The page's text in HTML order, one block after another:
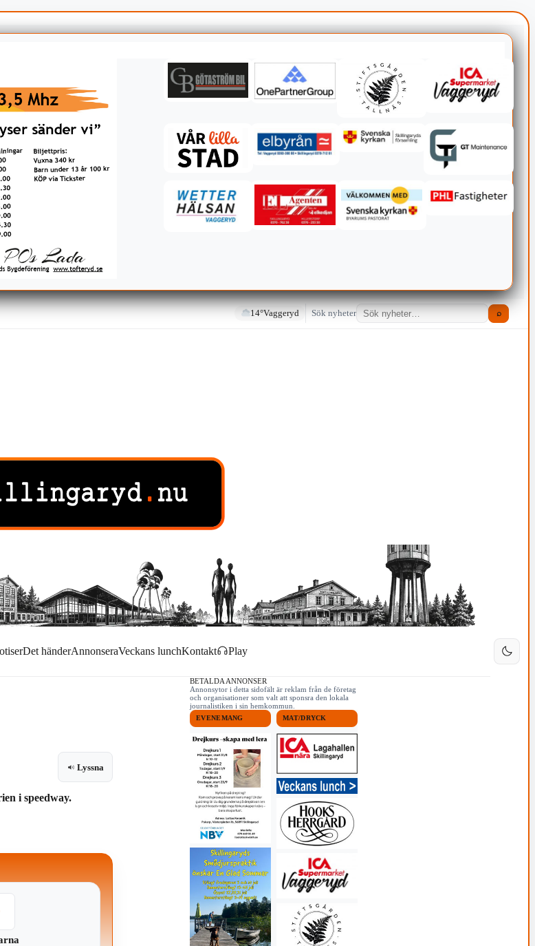
14°Vaggeryd Sök nyheter ⌕
Det händerAnnonseraVeckans lunchKontakt Play
Lyssna
i speedway.
BETALDA ANNONSER
Annonsytor i detta sidofält är reklam från de företag
och organisationer som valt att sponsra den lokala
journalistiken i sin hemkommun.
EVENEMANG MAT/DRYCK